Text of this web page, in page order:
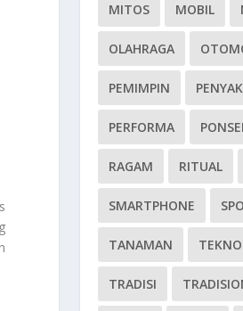
MITOS MOBIL
OLAHRAGA
PEMIMPIN
PERFORMA
RAGAM RITUAL
SMARTPHONE
TANAMAN
TRADISI